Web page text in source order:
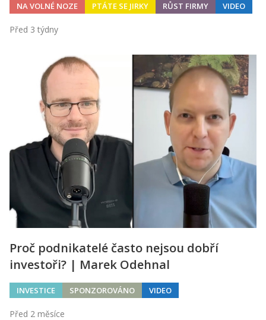
NA VOLNÉ NOZE PTÁTE SE JIRKY RŮST FIRMY VIDEO
Před 3 týdny
Proč podnikatelé často nejsou dobří
investoři? | Marek Odehnal
INVESTICE SPONZOROVÁNO VIDEO
Před 2 měsíce